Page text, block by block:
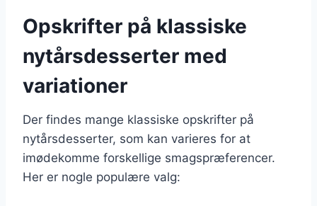
Opskrifter på klassiske
nytårsdesserter med
variationer
Der findes mange klassiske opskrifter på
nytårsdesserter, som kan varieres for at
imødekomme forskellige smagspræferencer.
Her er nogle populære valg: